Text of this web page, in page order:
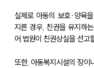
실제로 아동의 보호·양육
지른 경우, 친권을 유지하
어 법원이 친권상실을 선고
또한, 아동복지시설의 장이